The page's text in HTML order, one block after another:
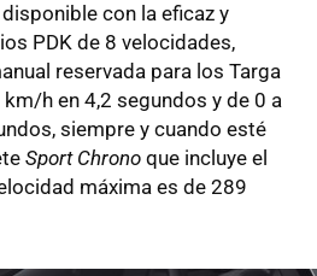
con la eficaz y
PDK de 8 velocidades,
reservada para los Targa
h en 4,2 segundos y de 0 a
siempre y cuando esté
Sport Chrono que incluye el
máxima es de 289